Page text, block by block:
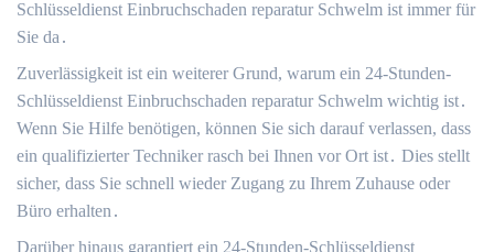
Schlüsseldienst Einbruchschaden reparatur Schwelm ist immer für
Sie da․
Zuverlässigkeit ist ein weiterer Grund, warum ein 24-Stunden-
Schlüsseldienst Einbruchschaden reparatur Schwelm wichtig ist․
Wenn Sie Hilfe benötigen, können Sie sich darauf verlassen, dass
ein qualifizierter Techniker rasch bei Ihnen vor Ort ist․ Dies stellt
sicher, dass Sie schnell wieder Zugang zu Ihrem Zuhause oder
Büro erhalten․
Darüber hinaus garantiert ein 24-Stunden-Schlüsseldienst